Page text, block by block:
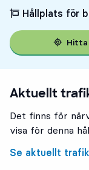
Hållplats för
Aktuellt
Det finns för
visa för denna
Se aktuellt